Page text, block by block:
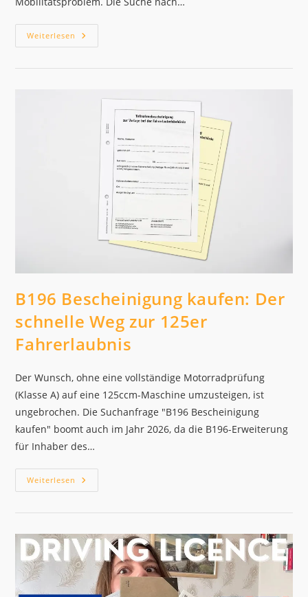
Weiterlesen Führerschein
Fake
B196 Bescheinigung kaufen: Der
schnelle Weg zur 125er
Fahrerlaubnis
Der Wunsch, ohne eine vollständige Motorradprüfung
(Klasse A) auf eine 125ccm-Maschine umzusteigen, ist
ungebrochen. Die Suchanfrage "B196 Bescheinigung
kaufen" boomt auch im Jahr 2026, da die B196-Erweiterung
für Inhaber des…
Weiterlesen B196
Bescheinigung
Zur
125er
Fahrerlaubnis